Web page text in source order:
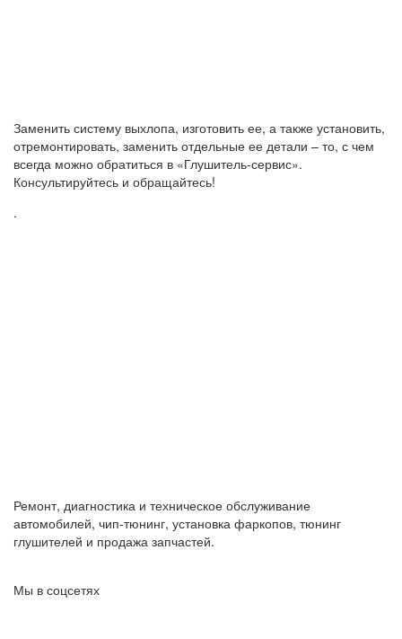
Заменить систему выхлопа, изготовить ее, а также установить,
отремонтировать, заменить отдельные ее детали – то, с чем
всегда можно обратиться в «Глушитель-сервис».
Консультируйтесь и обращайтесь!
.
Ремонт, диагностика и техническое обслуживание
автомобилей, чип-тюнинг, установка фаркопов, тюнинг
глушителей и продажа запчастей.
Мы в соцсетях